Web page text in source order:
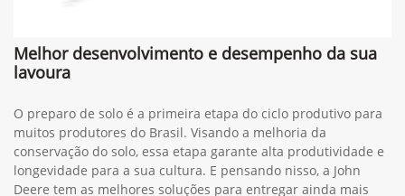
Melhor desenvolvimento e desempenho da sua
lavoura
O preparo de solo é a primeira etapa do ciclo produtivo para
muitos produtores do Brasil. Visando a melhoria da
conservação do solo, essa etapa garante alta produtividade e
longevidade para a sua cultura. E pensando nisso, a John
Deere tem as melhores soluções para entregar ainda mais